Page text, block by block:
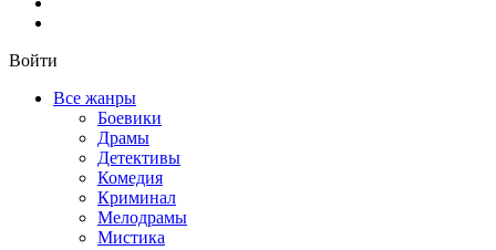
Войти
Все жанры
Боевики
Драмы
Детективы
Комедия
Криминал
Мелодрамы
Мистика